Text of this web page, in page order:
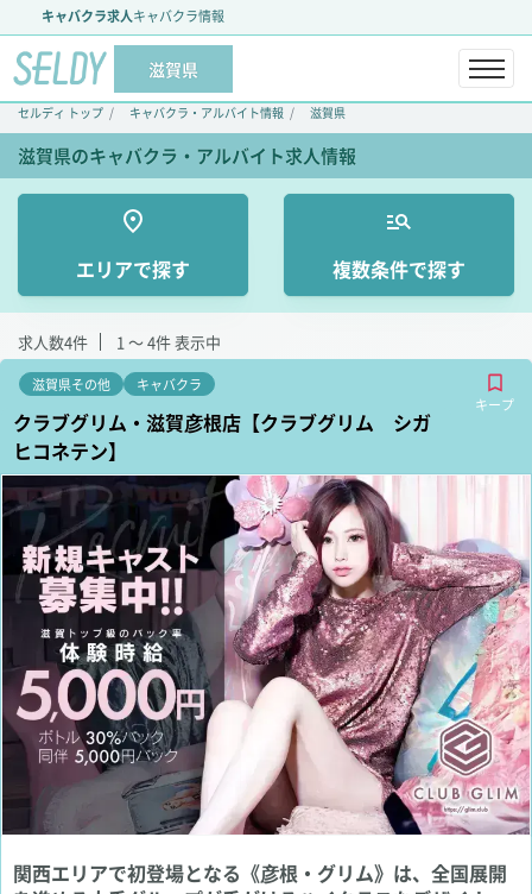
キャバクラ求人キャバクラ情報
滋賀県
セルディ トップ キャバクラ・アルバイト情報 滋賀県
滋賀県のキャバクラ・アルバイト求人情報
エリアで探す 複数条件で探す
求人数4件 1 ～ 4件 表示中
滋賀県その他
キャバクラ
キープ
クラブグリム・滋賀彦根店【クラブグリム シガ
ヒコネテン】
関西エリアで初登場となる《彦根・グリム》は、全国展開